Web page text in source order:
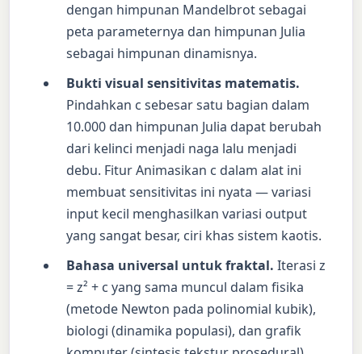
dengan himpunan Mandelbrot sebagai
peta parameternya dan himpunan Julia
sebagai himpunan dinamisnya.
Bukti visual sensitivitas matematis.
Pindahkan c sebesar satu bagian dalam
10.000 dan himpunan Julia dapat berubah
dari kelinci menjadi naga lalu menjadi
debu. Fitur Animasikan c dalam alat ini
membuat sensitivitas ini nyata — variasi
input kecil menghasilkan variasi output
yang sangat besar, ciri khas sistem kaotis.
Bahasa universal untuk fraktal. Iterasi z
= z² + c yang sama muncul dalam fisika
(metode Newton pada polinomial kubik),
biologi (dinamika populasi), dan grafik